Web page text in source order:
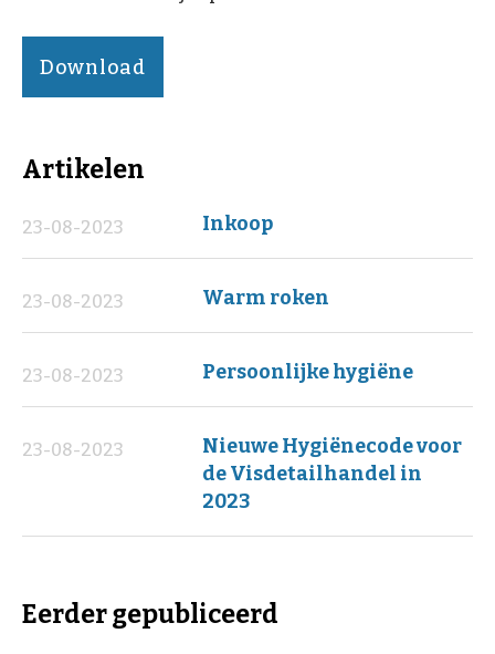
Download
Artikelen
Inkoop
23-08-2023
Warm roken
23-08-2023
Persoonlijke hygiëne
23-08-2023
Nieuwe Hygiënecode voor
de Visdetailhandel in
2023
23-08-2023
Eerder gepubliceerd